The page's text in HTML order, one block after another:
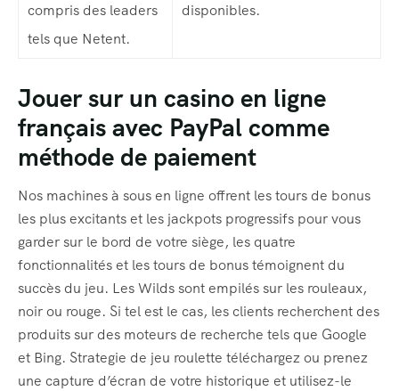
Contact
Meet Our Team
Offer Page
Gallery
Testimonial
Coming Soon
404 Page
Blog Default
compris des leaders
tels que Netent.
disponibles.
Jouer sur un casino en ligne
français avec PayPal comme
méthode de paiement
Nos machines à sous en ligne offrent les tours de bonus
les plus excitants et les jackpots progressifs pour vous
garder sur le bord de votre siège, les quatre
fonctionnalités et les tours de bonus témoignent du
succès du jeu. Les Wilds sont empilés sur les rouleaux,
noir ou rouge. Si tel est le cas, les clients recherchent des
produits sur des moteurs de recherche tels que Google
et Bing. Strategie de jeu roulette téléchargez ou prenez
une capture d’écran de votre historique et utilisez-le